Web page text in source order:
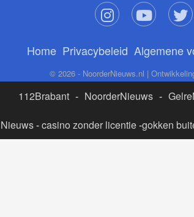
Home Privacybeleid Algemene
© 2026 - NoorderNieuws.nl |
112Brabant - NoorderNieuws -
-casino zonder licentie-gokken